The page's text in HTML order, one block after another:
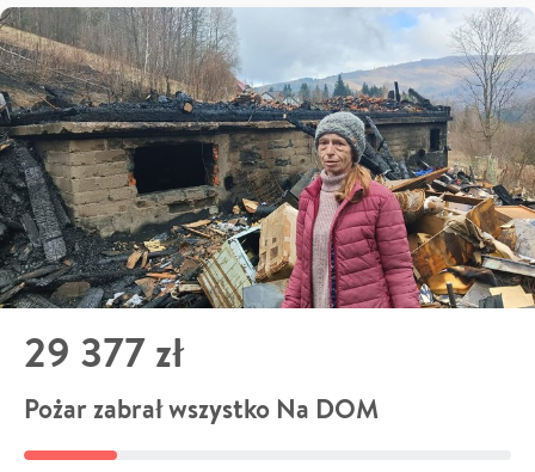
29 377 zł
Pożar zabrał wszystko Na DOM